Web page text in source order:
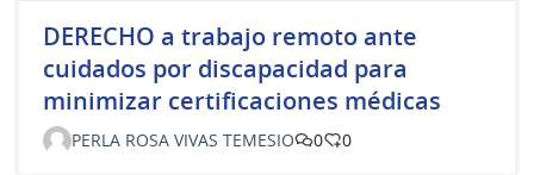
DERECHO a trabajo remoto ante
cuidados por discapacidad para
minimizar certificaciones médicas
PERLA ROSA VIVAS TEMESIO 0 0